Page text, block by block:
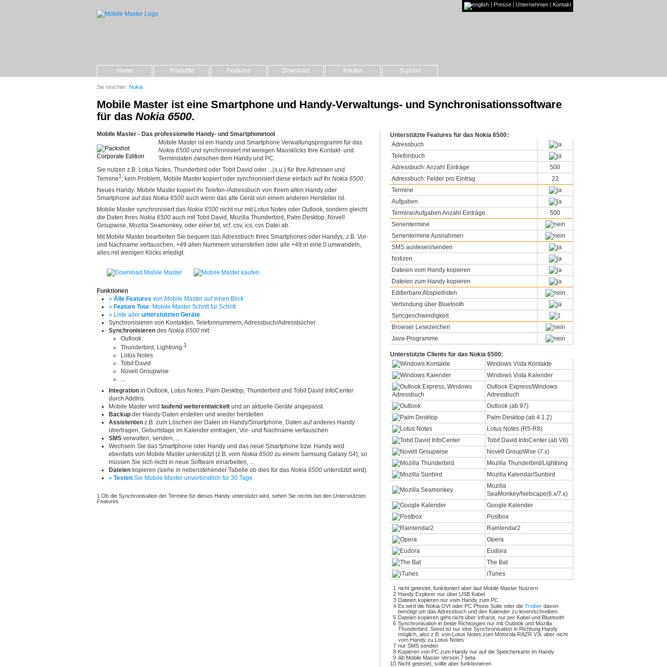
Home Produkte Features Download Kaufen Support
Presse Unternehmen Kontakt
Mobile Master ist eine Smartphone und Handy-Verwaltungs- und Synchronisationssoftware
für das Nokia 6500.
Mobile Master - Das professionelle Handy- und Smartphonetool
Mobile Master ist ein Handy und Smartphone Verwaltungsprogramm für das
Nokia 6500 und synchronisiert mit wenigen Mausklicks Ihre Kontakt- und
Termindaten zwischen dem Handy und PC.
Sie nutzen z.B. Lotus Notes, Thunderbird oder Tobit David oder ...(s.u.) für Ihre Adressen und
Termine1 , kein Problem, Mobile Master kopiert oder synchronisiert diese einfach auf Ihr Nokia 6500.
Neues Handy: Mobile Master kopiert ihr Telefon-/Adressbuch von Ihrem alten Handy oder
Smartphone auf das Nokia 6500 auch wenn das alte Gerät von einem anderen Hersteller ist.
Mobile Master synchronisiert das Nokia 6500 nicht nur mit Lotus Notes oder Outlook, sondern gleicht
die Daten Ihres Nokia 6500 auch mit Tobit David, Mozilla Thunderbird, Palm Desktop, Novell
Groupwise, Mozilla Seamonkey, oder einer txt, vcf, csv, ics, cvs Datei ab.
Mit Mobile Master bearbeiten Sie bequem das Adressbuch Ihres Smartphones oder Handys, z.B. Vor-
und Nachname vertauschen, +49 allen Nummern voranstellen oder alle +49 in eine 0 umwandeln,
alles mit wenigen Klicks erledigt.
Funktionen
» Alle Features von Mobile Master auf einen Blick
» Feature Tour: Mobile Master Schritt für Schritt
» Liste aller unterstützten Geräte
Synchronisieren von Kontakten, Telefonnummern, Adressbuch/Adressbücher
Synchronisieren des Nokia 6500 mit:
Outlook
Thunderbird, Lightning 1
Lotus Notes
Tobit David
Novell Groupwise
Integration in Outlook, Lotus Notes, Palm Desktop, Thunderbird und Tobit David InfoCenter
durch AddIns.
Mobile Master wird laufend weiterentwickelt und an aktuelle Geräte angepasst.
Backup der Handy-Daten erstellen und wieder herstellen
Assistenten z.B. zum Löschen der Daten im Handy/Smartphone, Daten auf anderes Handy
übertragen, Geburtstage im Kalender eintragen, Vor- und Nachname vertauschen
SMS verwalten, senden, ...
Wechseln Sie das Smartphone oder Handy und das neue Smartphone bzw. Handy wird
ebenfalls von Mobile Master unterstützt (z.B. vom Nokia 6500 zu einem Samsung Galaxy S4), so
müssen Sie sich nicht in neue Software einarbeiten, ...
Dateien kopieren (siehe in nebenstehender Tabelle ob dies für das Nokia 6500 unterstützt wird).
» Testen Sie Mobile Master unverbindlich für 30 Tage.
1 Ob die Synchronisation der Termine für dieses Handy unterstützt wird, sehen Sie rechts bei den Unterstützten
Features
Unterstützte Features für das Nokia 6500:
Adressbuch
Telefonbuch
Adressbuch: Anzahl Einträge
500
Adressbuch: Felder pro Eintrag
22
Termine
Aufgaben
Termine/Aufgaben Anzahl Einträge
500
Serientermine
Serientermine Ausnahmen
SMS auslesen/senden
Notizen
Dateien vom Handy kopieren
Dateien zum Handy kopieren
Editierbare Abspiellisten
Verbindung über Bluetooth
Syncgeschwindigkeit
Browser Lesezeichen
Java-Programme
Unterstützte Clients für das Nokia 6500:
Windows Vista Kontakte
Windows Vista Kalender
Outlook Express/Windows
Adressbuch
Outlook (ab 97)
Palm Desktop (ab 4.1.2)
Lotus Notes (R5-R8)
Tobit David InfoCenter (ab V8)
Novell GroupWise (7.x)
Mozilla Thunderbird/Lightning
Mozilla Kalendar/Sunbird
Mozilla
SeaMonkey/Netscape(6.x/7.x)
Google Kalender
Postbox
Rainlendar2
Opera
Eudora
The Bat
iTunes
1 nicht getestet, funktioniert aber laut Mobile Master Nutzern
2 Handy Explorer nur über USB Kabel
3 Dateien kopieren nur vom Handy zum PC
4 Es wird die Nokia OVI oder PC Phone Suite oder die Treiber davon
benötigt um das Adressbuch und den Kalender zu lesen/schreiben.
5 Dateien kopieren geht nicht über Infrarot, nur per Kabel und Bluetooth
6 Synchronisation in beide Richtungen nur mit Outlook und Mozilla
Thunderbird. Sonst ist nur eine Synchronisation in Richtung Handy
möglich, also z.B. von Lotus Notes zum Motorola RAZR V3i, aber nicht
vom Handy zu Lotus Notes
7 nur SMS senden
8 Kopieren von PC zum Handy nur auf die Speicherkarte im Handy
9 Ab Mobile Master Version 7 beta
10 Nicht getestet, sollte aber funktionieren
Sie sind hier: Nokia